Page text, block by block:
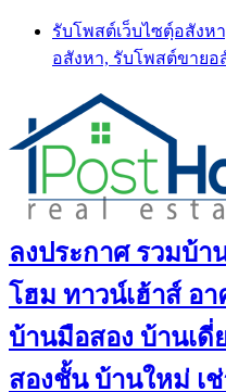
Skip
content
รับโพสต์เว็บไซตฺ์อสังห
อสังหา, รับโพสต์ขายอ
ลงประกาศ รวมบ้
โฮม ทาวน์เฮ้าส์ อ
บ้านมือสอง บ้านเดี่
สองชั้น บ้านใหม่ เ